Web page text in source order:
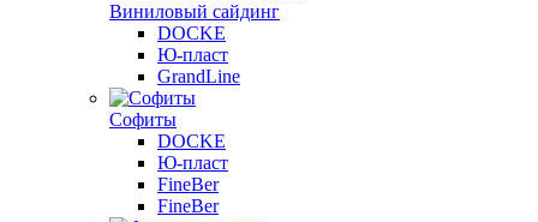
Виниловый сайдинг
DOCKE
Ю-пласт
GrandLine
Софиты
DOCKE
Ю-пласт
FineBer
FineBer